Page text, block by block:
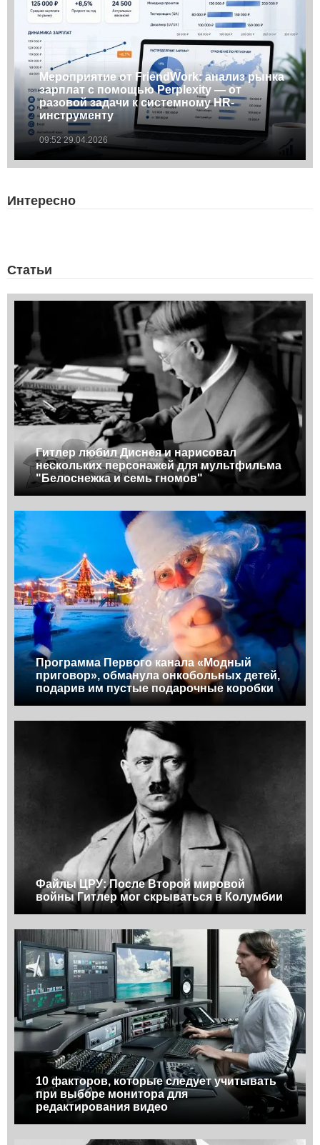
Мероприятие от FriendWork: анализ рынка
зарплат с помощью Perplexity — от
разовой задачи к системному HR-
инструменту
09:52 29.04.2026
Интересно
Статьи
Гитлер любил Диснея и нарисовал
нескольких персонажей для мультфильма
"Белоснежка и семь гномов"
Программа Первого канала «Модный
приговор», обманула онкобольных детей,
подарив им пустые подарочные коробки
Файлы ЦРУ: После Второй мировой
войны Гитлер мог скрываться в Колумбии
10 факторов, которые следует учитывать
при выборе монитора для
редактирования видео